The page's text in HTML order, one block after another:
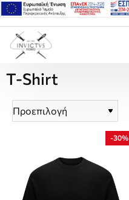
T-Shirt
-30%